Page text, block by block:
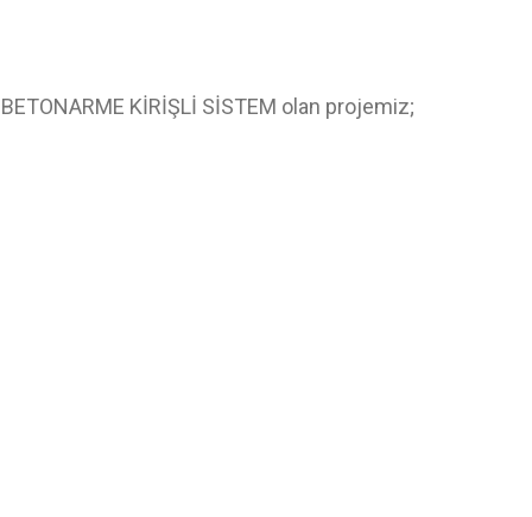
KİRİŞLİ SİSTEM olan projemiz;